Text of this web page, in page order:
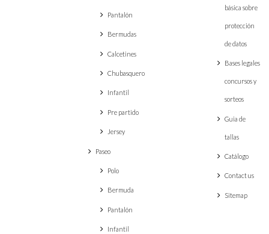
Pantalón
Bermudas
Calcetines
Chubasquero
Infantil
Pre partido
Jersey
Paseo
Polo
Bermuda
Pantalón
Infantil
básica sobre
protección
de datos
Bases legales
concursos y
sorteos
Guia de
tallas
Catálogo
Contact us
Sitemap